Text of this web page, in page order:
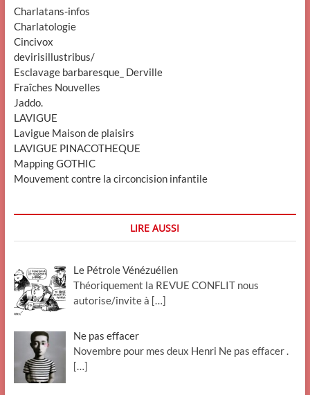
Charlatans-infos
Charlatologie
Cincivox
devirisillustribus/
Esclavage barbaresque_ Derville
Fraîches Nouvelles
Jaddo.
LAVIGUE
Lavigue Maison de plaisirs
LAVIGUE PINACOTHEQUE
Mapping GOTHIC
Mouvement contre la circoncision infantile
LIRE AUSSI
Le Pétrole Vénézuélien
Théoriquement la REVUE CONFLIT nous
autorise/invite à […]
Ne pas effacer
Novembre pour mes deux Henri Ne pas effacer .
[…]